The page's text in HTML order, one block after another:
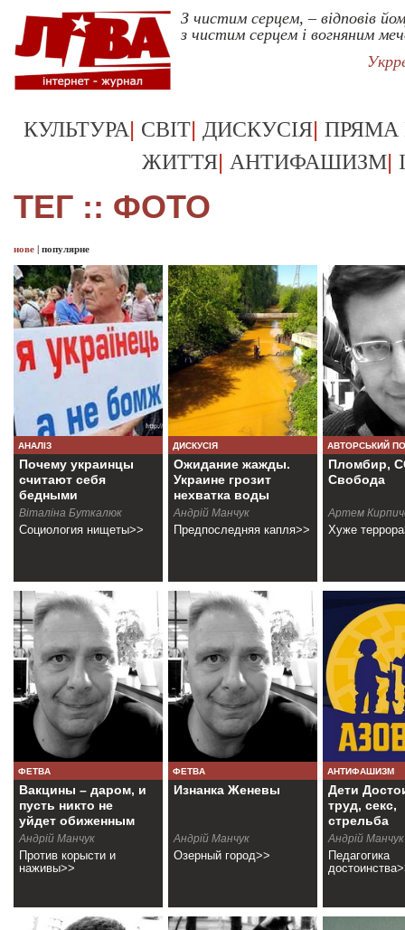
З чистим серцем, – відповів
з чистим серцем і вогняним
КУЛЬТУРА| СВІТ| ДИСКУСІЯ| ПРЯМА
ЖИТТЯ| АНТИФАШИЗМ|
ТЕГ :: ФОТО
нове | популярне
АНАЛІЗ
Почему украинцы
считают себя
бедными
Віталіна Буткалюк
Социология нищеты>>
ДИСКУСІЯ
Ожидание жажды.
Украине грозит
нехватка воды
Андрiй Манчук
Предпоследняя капля>>
АВТОРСЬКИЙ
Пломбир,
Свобода
Артем
Хуже
ФЕТВА
Вакцины – даром, и
пусть никто не
уйдет обиженным
Андрiй Манчук
Против корысти и
наживы>>
ФЕТВА
Изнанка Женевы
Андрiй Манчук
Озерный город>>
АНТИФАШИЗМ
Дети
труд, секс,
стрельба
Андрiй Манчук
Педагогика